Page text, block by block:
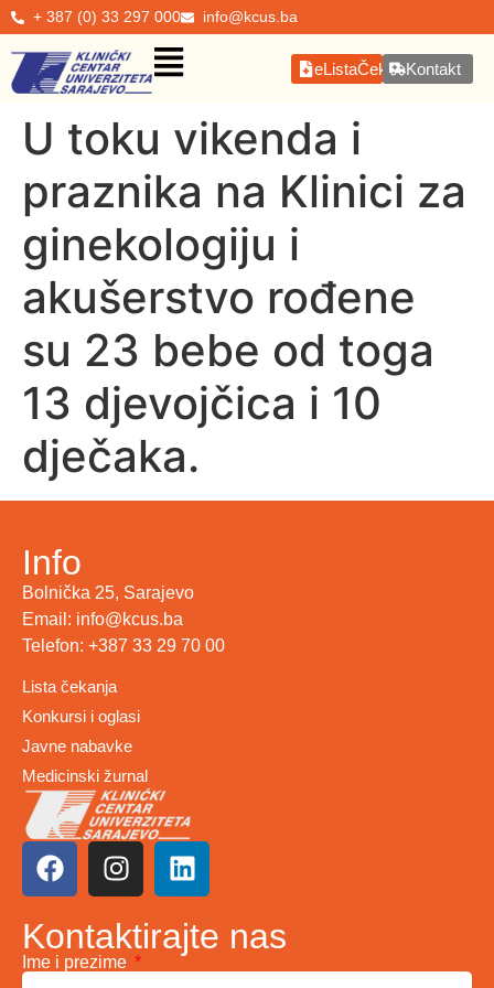
+ 387 (0) 33 297 000 info@kcus.ba
eListaČekanjaKontakt
U toku vikenda i
praznika na Klinici za
ginekologiju i
akušerstvo rođene
su 23 bebe od toga
13 djevojčica i 10
dječaka.
Info
Bolnička 25, Sarajevo
Email: info@kcus.ba
Telefon: +387 33 29 70 00
Lista čekanja
Konkursi i oglasi
Javne nabavke
Medicinski žurnal
Kontaktirajte nas
Ime i prezime